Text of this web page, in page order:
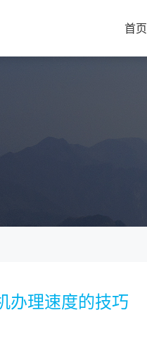
首页
办理速度的技巧